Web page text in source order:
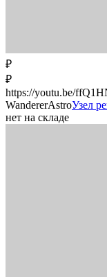
₽
₽
https://youtu.be/
WandererAstroУзел
нет на складе